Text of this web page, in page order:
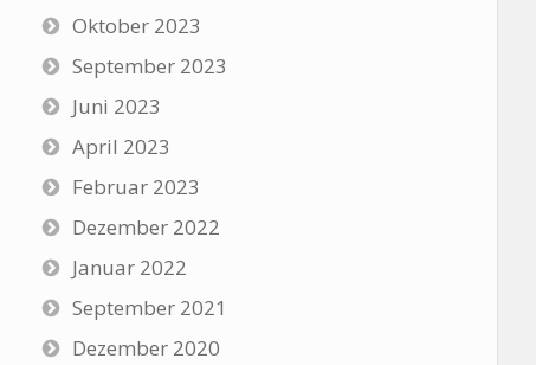
Oktober 2023
September 2023
Juni 2023
April 2023
Februar 2023
Dezember 2022
Januar 2022
September 2021
Dezember 2020